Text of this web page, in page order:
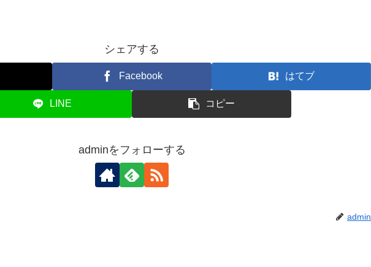
シェアする
Facebook はてブ
LINE コピー
adminをフォローする
admin